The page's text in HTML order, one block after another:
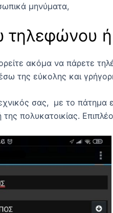
μηνύματα,
ή
ακόμα να πάρετε
της εύκολης και
σας, με το πάτημα
της πολυκατοικίας.